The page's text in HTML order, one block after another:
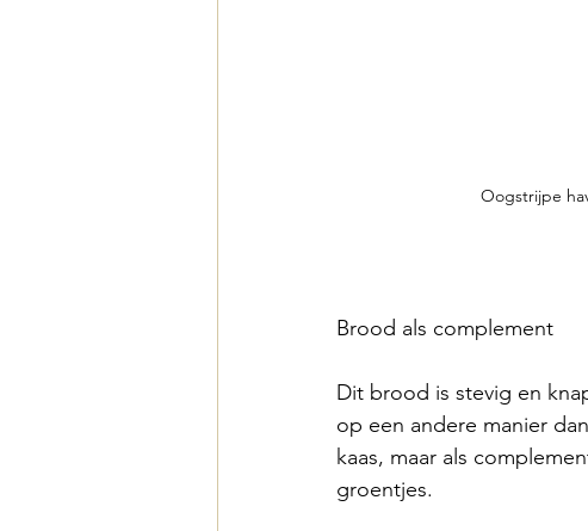
Oogstrijpe
Brood als complement
Dit brood is stevig en
op een andere manier
kaas, maar als
groentjes.